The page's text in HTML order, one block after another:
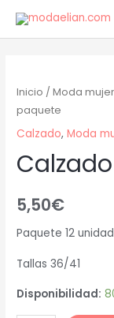
Inicio /Moda mujer
paquete
Calzado,Moda
5,50€
Paquete 12
Tallas 36/41
Disponibilidad: